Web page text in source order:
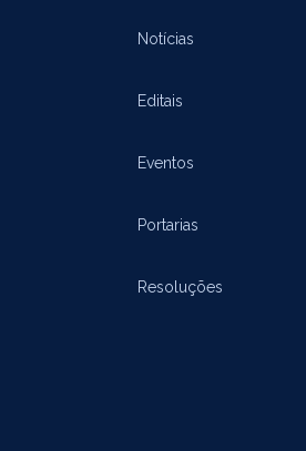
Notícias
Editais
Eventos
Portarias
Resoluções